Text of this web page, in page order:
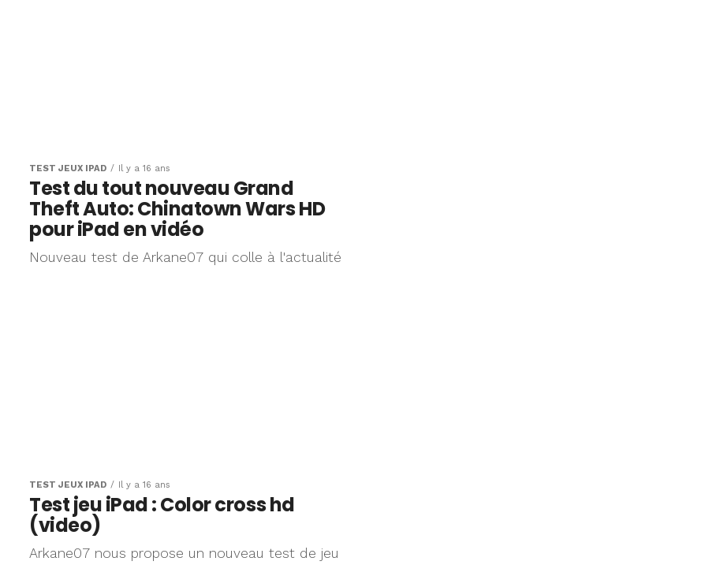
TEST JEUX IPAD Il y a 16 ans
Test du tout nouveau Grand
Theft Auto: Chinatown Wars HD
pour iPad en vidéo
Nouveau test de Arkane07 qui colle à l'actualité
TEST JEUX IPAD Il y a 16 ans
Test jeu iPad : Color cross hd
(video)
Arkane07 nous propose un nouveau test de jeu